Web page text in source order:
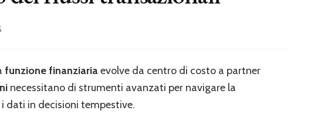
funzione finanziariaevolve da centro di costo a partner
necessitano di strumenti avanzati per navigare la
dati in decisioni tempestive.